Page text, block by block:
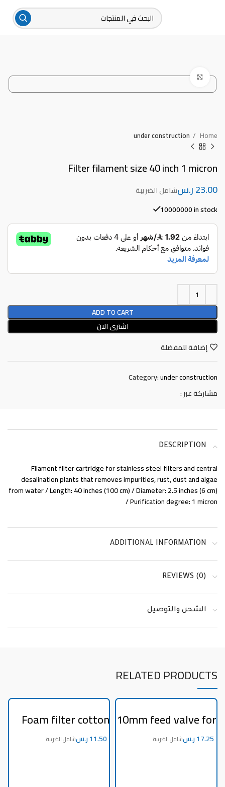
Click to enlarge
Home
under construction
Filter filament size 40 inch 1 micron
ر.س
10000000 in stock
ADD TO CART
اشترى الان
إضافة للمفضلة
Category:under construction
مشاركة عبر :
DESCRIPTION
Filament filter cartridge for stainless steel filters and central
desalination plants that removes impurities, rust, dust and algae
from water / Length: 40 inches (100 cm) / Diameter: 2.5 inches (6 cm)
/ Purification degree: 1 micron
ADDITIONAL INFORMATION
REVIEWS (0)
الشحن والتوصيل
RELATED PRODUCTS
10mm feed valve for
home purifier
machine
ر.س
Foam filter cotton
size 20 inch 5 micron
Taiwan
ر.س